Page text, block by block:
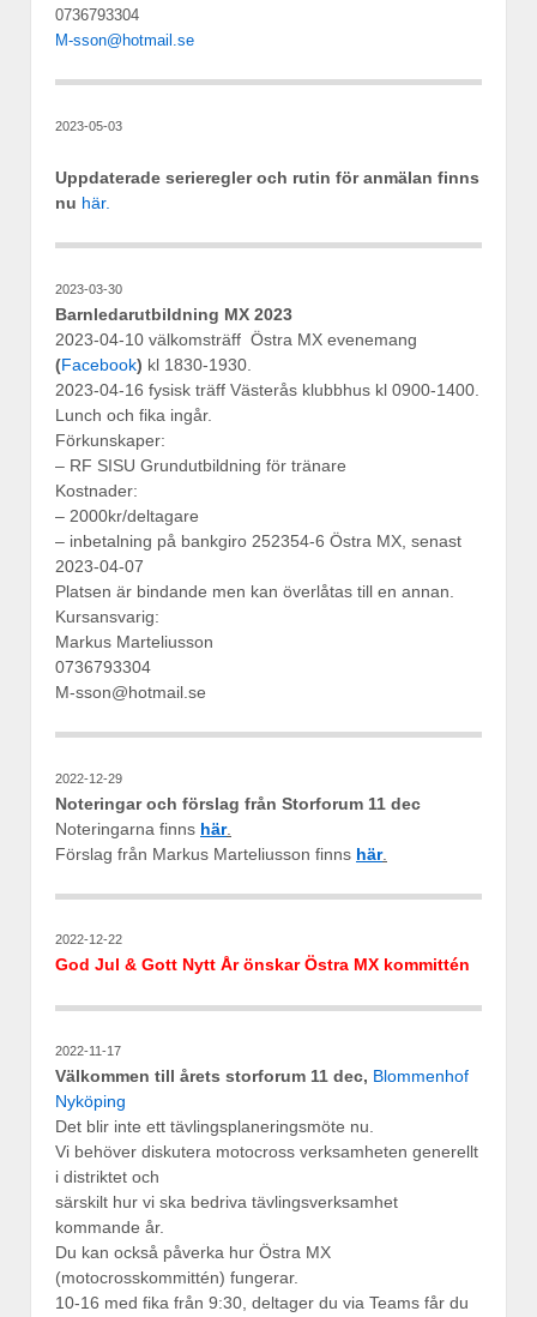
0736793304
M-sson@hotmail.se
2023-05-03
Uppdaterade serieregler och rutin för anmälan finns
nu här.
2023-03-30
Barnledarutbildning MX 2023
2023-04-10 välkomsträff Östra MX evenemang
(Facebook) kl 1830-1930.
2023-04-16 fysisk träff Västerås klubbhus kl 0900-1400.
Lunch och fika ingår.
Förkunskaper:
– RF SISU Grundutbildning för tränare
Kostnader:
– 2000kr/deltagare
– inbetalning på bankgiro 252354-6 Östra MX, senast
2023-04-07
Platsen är bindande men kan överlåtas till en annan.
Kursansvarig:
Markus Marteliusson
0736793304
M-sson@hotmail.se
2022-12-29
Noteringar och förslag från Storforum 11 dec
Noteringarna finns här.
Förslag från Markus Marteliusson finns här.
2022-12-22
God Jul & Gott Nytt År önskar Östra MX kommittén
2022-11-17
Välkommen till årets storforum 11 dec, Blommenhof
Nyköping
Det blir inte ett tävlingsplaneringsmöte nu.
Vi behöver diskutera motocross verksamheten generellt
i distriktet och
särskilt hur vi ska bedriva tävlingsverksamhet
kommande år.
Du kan också påverka hur Östra MX
(motocrosskommittén) fungerar.
10-16 med fika från 9:30, deltager du via Teams får du